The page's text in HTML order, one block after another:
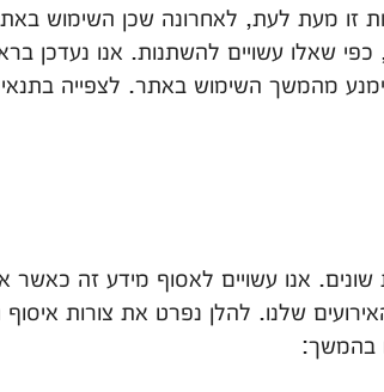
זו מעת לעת, לאחרונה שכן השימוש
שאלו עשויים להשתנות. אנו נעדכן
מהמשך השימוש באתר. לצפייה
שונים. אנו עשויים לאסוף מידע זה
שלנו. להלן נפרט את צורות איסוף
בהמשך: